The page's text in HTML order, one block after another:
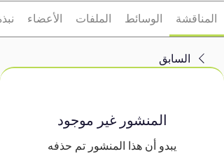
المناقشة الوسائط الملفات الأعضاء
السابق
المنشور غير موجود
يبدو أن هذا المنشور تم حذفه